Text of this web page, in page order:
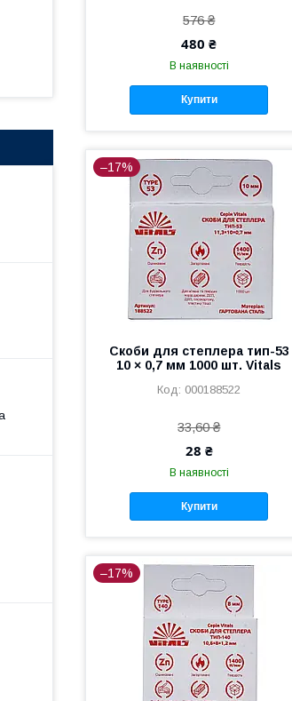
576 ₴
480 ₴
В наявності
Купити
–17%
Скоби для степлера тип-53
10 × 0,7 мм 1000 шт. Vitals
000188522
33,60 ₴
28 ₴
В наявності
Купити
–17%